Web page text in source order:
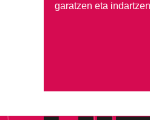
garatzen eta